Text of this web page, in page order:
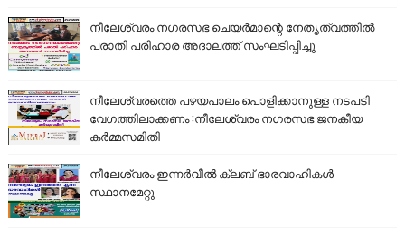
നീലേശ്വരം നഗരസഭ ചെയർമാന്റെ നേതൃത്വത്തിൽ
പരാതി പരിഹാര അദാലത്ത് സംഘടിപ്പിച്ചു
നീലേശ്വരത്തെ പഴയപാലം പൊളിക്കാനുള്ള നടപടി
വേഗത്തിലാക്കണം :നീലേശ്വരം നഗരസഭ ജനകീയ
കർമ്മസമിതി
നീലേശ്വരം ഇന്നർവീൽ ക്ലബ് ഭാരവാഹികൾ
സ്ഥാനമേറ്റു